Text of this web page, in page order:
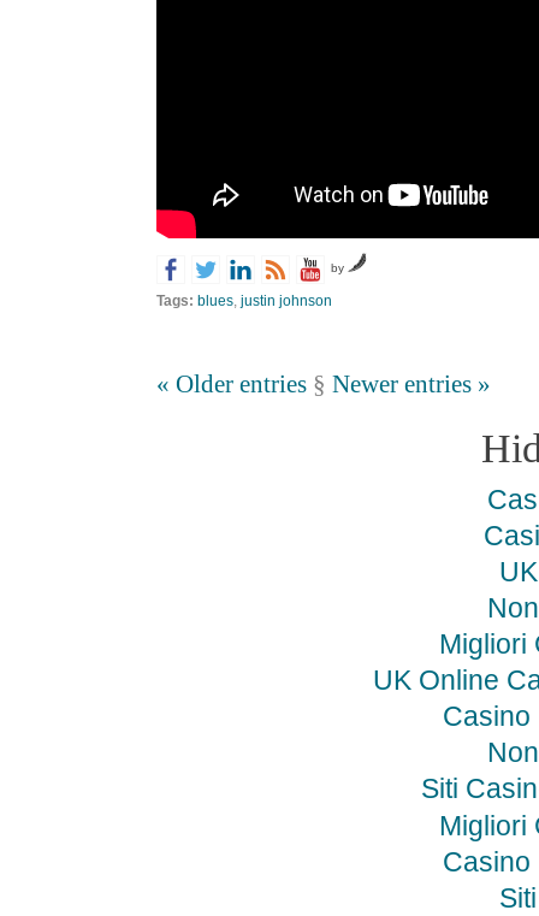
by
Tags: blues, justin johnson
« Older entries § Newer entries »
Migliori
UK Online
Casino
Siti
Migliori
Casino